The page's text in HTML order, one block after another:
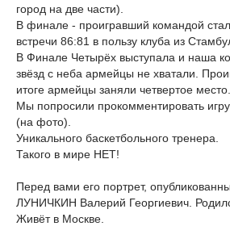
город на две части).
В финале - проигравший командой
встречи 86:81 в пользу клуба из
В Финале Четырёх выступала и наша
звёзд с неба армейцы не хватали.
итоге армейцы заняли четвертое место.
Мы попросили прокомментировать
(на фото).
Уникального баскетбольного тренера.
Такого в мире НЕТ!
Перед вами его портрет,
ЛУНИЧКИН Валерий Георгиевич.
Живёт в Москве.